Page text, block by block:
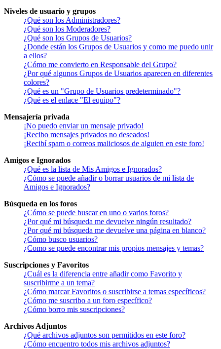
Niveles de usuario y grupos
¿Qué son los Administradores?
¿Qué son los Moderadores?
¿Qué son los Grupos de Usuarios?
¿Donde están los Grupos de Usuarios y como me puedo unir
a ellos?
¿Cómo me convierto en Responsable del Grupo?
¿Por qué algunos Grupos de Usuarios aparecen en diferentes
colores?
¿Qué es un "Grupo de Usuarios predeterminado"?
¿Qué es el enlace "El equipo"?
Mensajería privada
¡No puedo enviar un mensaje privado!
¡Recibo mensajes privados no deseados!
¡Recibí spam o correos maliciosos de alguien en este foro!
Amigos e Ignorados
¿Qué es la lista de Mis Amigos e Ignorados?
¿Cómo se puede añadir o borrar usuarios de mi lista de
Amigos e Ignorados?
Búsqueda en los foros
¿Cómo se puede buscar en uno o varios foros?
¿Por qué mi búsqueda me devuelve ningún resultado?
¿Por qué mi búsqueda me devuelve una página en blanco?
¿Cómo busco usuarios?
¿Como se puede encontrar mis propios mensajes y temas?
Suscripciones y Favoritos
¿Cuál es la diferencia entre añadir como Favorito y
suscribirme a un tema?
¿Cómo marcar Favoritos o suscribirse a temas específicos?
¿Cómo me suscribo a un foro específico?
¿Cómo borro mis suscripciones?
Archivos Adjuntos
¿Qué archivos adjuntos son permitidos en este foro?
¿Cómo encuentro todos mis archivos adjuntos?